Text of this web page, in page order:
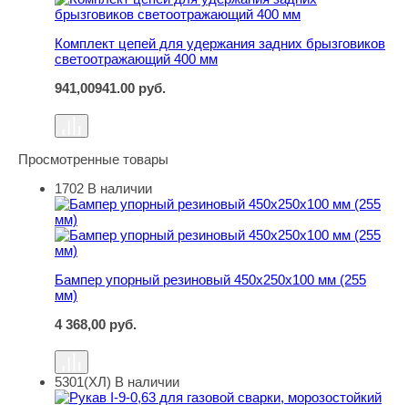
Комплект цепей для удержания задних брызговиков
светоотражающий 400 мм
941,00941.00 руб.
Просмотренные товары
Бампер упорный резиновый 450х250х100 мм (255 мм)
1702 В наличии
Бампер упорный резиновый 450х250х100 мм (255
мм)
4 368,00 руб.
Рукав I-9-0,63 для газовой сварки, морозостойкий
5301(ХЛ) В наличии